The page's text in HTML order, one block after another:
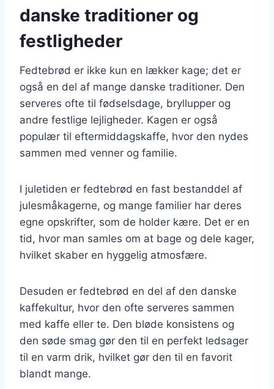
danske traditioner og
festligheder
Fedtebrød er ikke kun en lækker kage; det er
også en del af mange danske traditioner. Den
serveres ofte til fødselsdage, bryllupper og
andre festlige lejligheder. Kagen er også
populær til eftermiddagskaffe, hvor den nydes
sammen med venner og familie.
I juletiden er fedtebrød en fast bestanddel af
julesmåkagerne, og mange familier har deres
egne opskrifter, som de holder kære. Det er en
tid, hvor man samles om at bage og dele kager,
hvilket skaber en hyggelig atmosfære.
Desuden er fedtebrød en del af den danske
kaffekultur, hvor den ofte serveres sammen
med kaffe eller te. Den bløde konsistens og
den søde smag gør den til en perfekt ledsager
til en varm drik, hvilket gør den til en favorit
blandt mange.